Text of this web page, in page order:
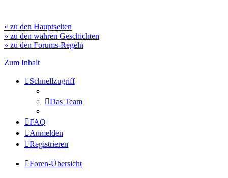
» zu den Hauptseiten
» zu den wahren Geschichten
» zu den Forums-Regeln
Zum Inhalt
Schnellzugriff
Das Team
FAQ
Anmelden
Registrieren
Foren-Übersicht